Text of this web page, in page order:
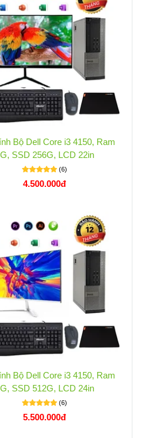
Bộ Dell Core i3 4150, Ram
SSD 256G, LCD 22in
(6)
4.500.000đ
Bộ Dell Core i3 4150, Ram
SSD 512G, LCD 24in
(6)
5.500.000đ